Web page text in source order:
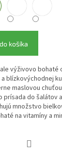
košíka
výživovo bohaté
blízkovýchodnej
maslovou
do šalátov
množstvo
na vitamíny a